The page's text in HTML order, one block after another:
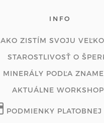
INFO
AKO ZISTÍM SVOJU
STAROSTLIVOSŤ O
MINERÁLY PODĽA
AKTUÁLNE
PODMIENKY